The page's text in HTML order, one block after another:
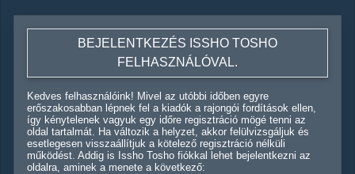
BEJELENTKEZÉS ISSHO TOSHO
FELHASZNÁLÓVAL.
Kedves felhasználóink! Mivel az utóbbi időben egyre
erőszakosabban lépnek fel a kiadók a rajongói fordítások ellen,
így kénytelenek vagyuk egy időre regisztráció mögé tenni az
oldal tartalmát. Ha változik a helyzet, akkor felülvizsgáljuk és
esetlegesen visszaállítjuk a kötelező regisztráció nélküli
működést. Addig is Issho Tosho fiókkal lehet bejelentkezni az
oldalra, aminek a menete a következő: